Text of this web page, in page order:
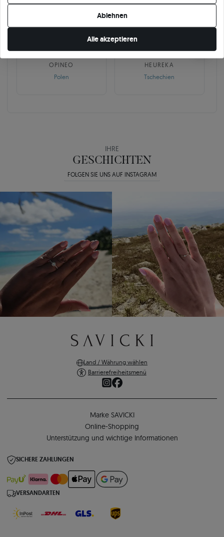
10 468
OPINEO
Polen
252
HEUREKA
Tschechien
IHRE
GESCHICHTEN
FOLGEN SIE UNS AUF INSTAGRAM
Land / Währung wählen
Barrierefreiheitsmenü
Marke SAVICKI
Online-Shopping
Unterstützung und wichtige Informationen
SICHERE ZAHLUNGEN
VERSANDARTEN
Ihre Cookie-Einstellungen ändern.
Ablehnen
Alle akzeptieren